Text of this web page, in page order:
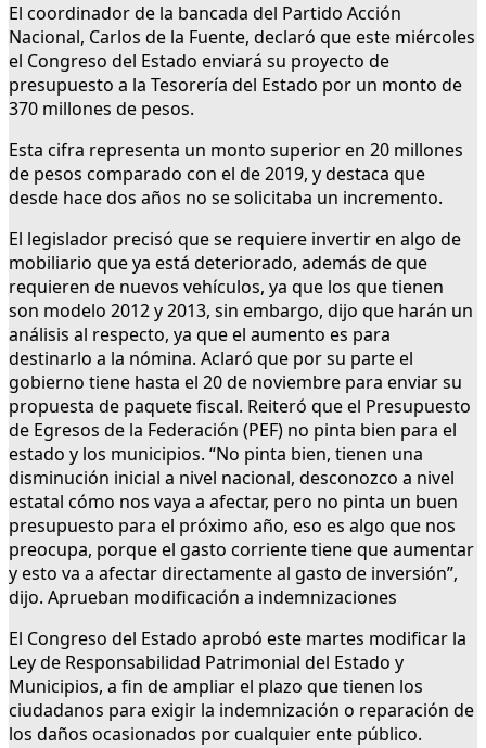
El coordinador de la bancada del Partido Acción
Nacional, Carlos de la Fuente, declaró que este miércoles
el Congreso del Estado enviará su proyecto de
presupuesto a la Tesorería del Estado por un monto de
370 millones de pesos.
Esta cifra representa un monto superior en 20 millones
de pesos comparado con el de 2019, y destaca que
desde hace dos años no se solicitaba un incremento.
El legislador precisó que se requiere invertir en algo de
mobiliario que ya está deteriorado, además de que
requieren de nuevos vehículos, ya que los que tienen
son modelo 2012 y 2013, sin embargo, dijo que harán un
análisis al respecto, ya que el aumento es para
destinarlo a la nómina. Aclaró que por su parte el
gobierno tiene hasta el 20 de noviembre para enviar su
propuesta de paquete fiscal. Reiteró que el Presupuesto
de Egresos de la Federación (PEF) no pinta bien para el
estado y los municipios. “No pinta bien, tienen una
disminución inicial a nivel nacional, desconozco a nivel
estatal cómo nos vaya a afectar, pero no pinta un buen
presupuesto para el próximo año, eso es algo que nos
preocupa, porque el gasto corriente tiene que aumentar
y esto va a afectar directamente al gasto de inversión”,
dijo. Aprueban modificación a indemnizaciones
El Congreso del Estado aprobó este martes modificar la
Ley de Responsabilidad Patrimonial del Estado y
Municipios, a fin de ampliar el plazo que tienen los
ciudadanos para exigir la indemnización o reparación de
los daños ocasionados por cualquier ente público.